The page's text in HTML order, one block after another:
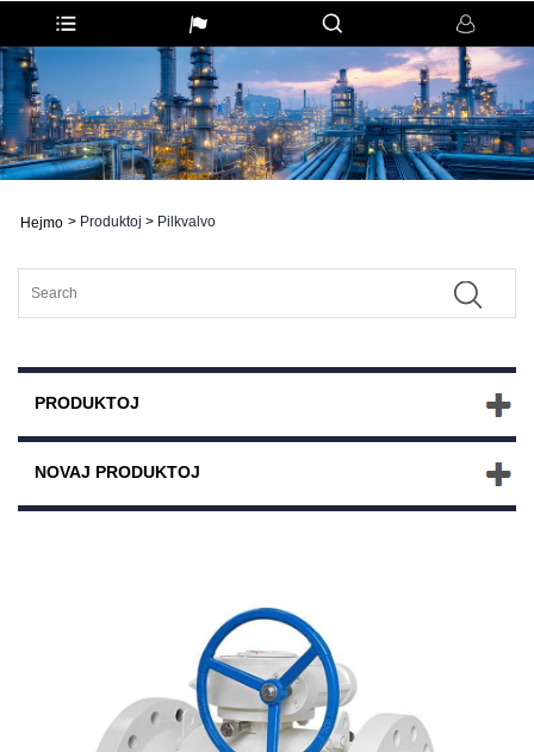
Hejmo > Produktoj > Pilkvalvo
PRODUKTOJ
NOVAJ PRODUKTOJ